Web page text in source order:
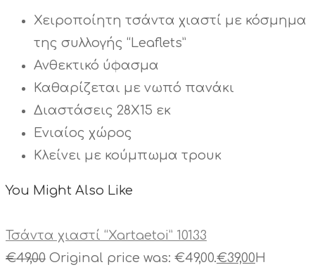
Χειροποίητη τσάντα χιαστί με κόσμημα
της συλλογής “Leaflets”
Ανθεκτικό ύφασμα
Καθαρίζεται με νωπό πανάκι
Διαστάσεις 28Χ15 εκ
Ενιαίος χώρος
Κλείνει με κούμπωμα τρουκ
You Might Also Like
Τσάντα χιαστί “Xartaetoi” 10133
€49,00 Original price was: €49,00.€39,00 Η